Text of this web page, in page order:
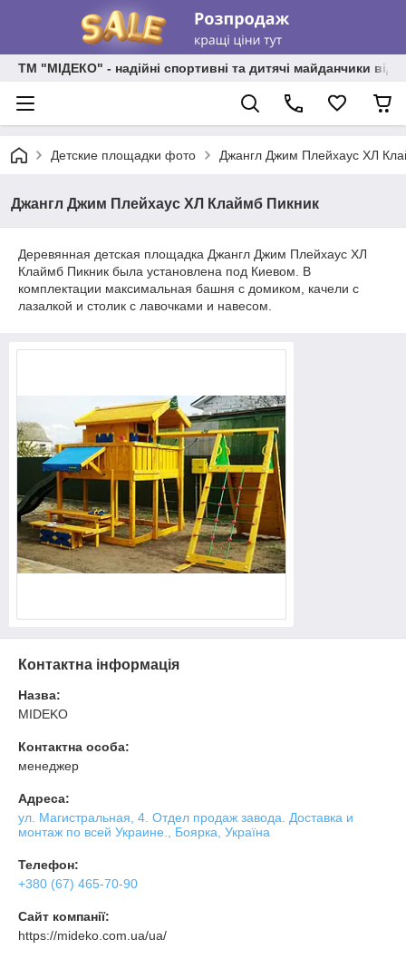
ТМ "МІДЕКО" - надійні спортивні та дитячі майданчики від
Детские площадки фото Джангл Джим Плейхаус ХЛ
Джангл Джим Плейхаус ХЛ Клаймб Пикник
Деревянная детская площадка Джангл Джим Плейхаус ХЛ
Клаймб Пикник была установлена под Киевом. В
комплектации максимальная башня с домиком, качели с
лазалкой и столик с лавочками и навесом.
Контактна інформація
Назва:
MIDEKO
Контактна особа:
менеджер
Адреса:
ул. Магистральная, 4. Отдел продаж завода. Доставка и
монтаж по всей Украине., Боярка, Україна
Телефон:
+380 (67) 465-70-90
Сайт компанії:
https://mideko.com.ua/ua/